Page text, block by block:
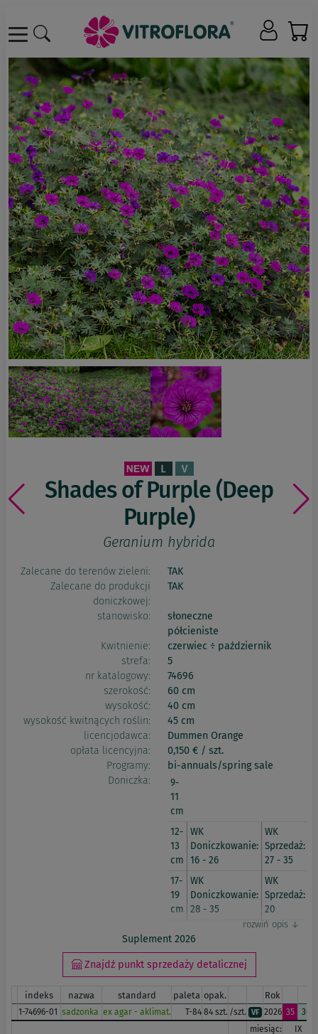
Shades of Purple (Deep
Purple)
Geranium hybrida
Zalecane do terenów zieleni:
TAK
Zalecane do produkcji
doniczkowej:
TAK
stanowisko:
słoneczne
półcieniste
Kwitnienie:
czerwiec ÷ październik
strefa:
5
nr katalogowy:
74696
szerokość:
60 cm
wysokość:
40 cm
wysokość kwitnących roślin:
45 cm
licencjodawca:
Dummen Orange
opłata licencyjna:
0,150 € / szt.
Programy:
bi-annuals/spring sale
Doniczka:
9-
11
cm
12-
13
cm
WK
Doniczkowanie:
16 - 26
WK
Sprzedaż:
27 - 35
17-
19
cm
WK
Doniczkowanie:
28 - 35
WK
Sprzedaż:
20
Suplement 2026
Znajdź punkt sprzedaży detalicznej
indeks nazwa standard paleta opak. Rok
1-74696-01 sadzonka ex agar - aklimat. T-84 84 szt. /szt. VF 2026 35
36
miesiąc:
IX